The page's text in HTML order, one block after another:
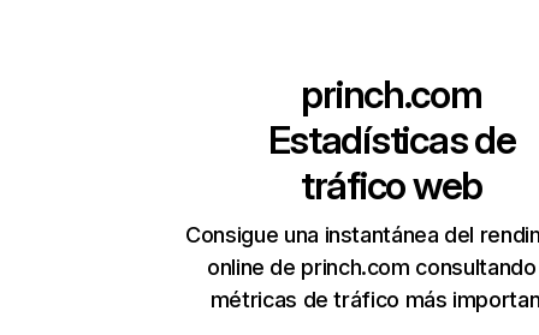
princh.com
Estadísticas de
tráfico web
Consigue una instantánea del
online de princh.com
métricas de tráfico más